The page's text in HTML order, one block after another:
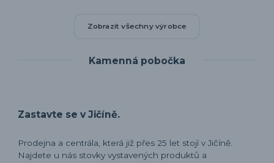
Zobrazit všechny výrobce
Kamenná pobočka
Zastavte se v Jičíně.
Prodejna a centrála, která již přes 25 let stojí v Jičíně.
Najdete u nás stovky vystavených produktů a